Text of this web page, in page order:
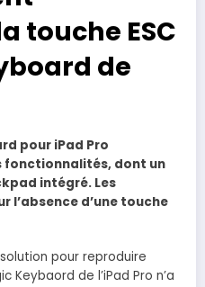
touche ESC
de
pour iPad Pro
fonctionnalités, dont un
intégré. Les
l’absence d’une touche
pour reproduire
de l’iPad Pro n’a